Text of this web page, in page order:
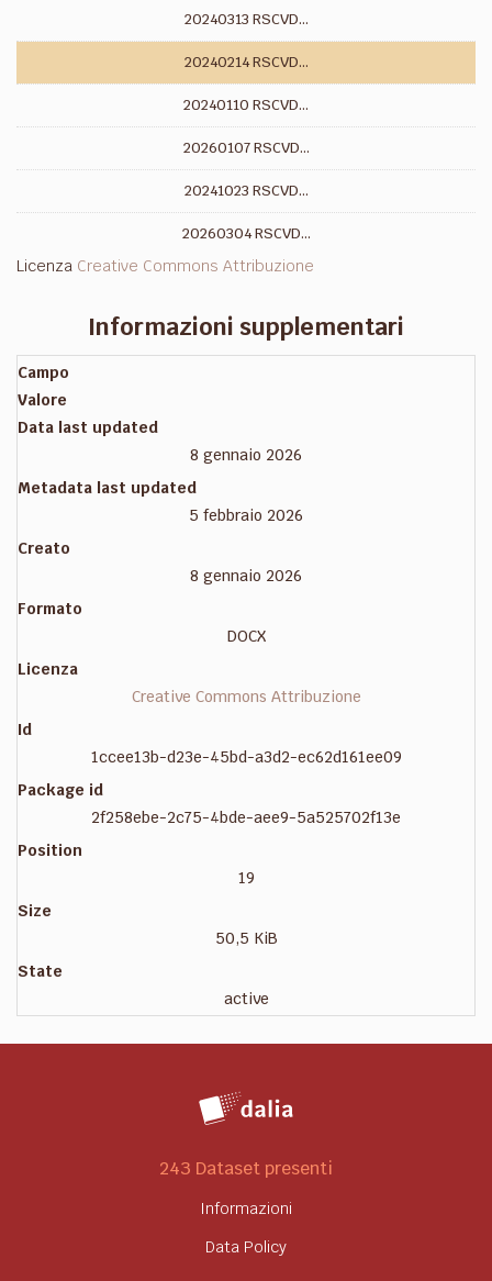
20240313 RSCVD...
20240214 RSCVD...
20240110 RSCVD...
20260107 RSCVD...
20241023 RSCVD...
20260304 RSCVD...
Licenza Creative Commons Attribuzione
Informazioni supplementari
Campo
Valore
Data last updated
8 gennaio 2026
Metadata last updated
5 febbraio 2026
Creato
8 gennaio 2026
Formato
DOCX
Licenza
Creative Commons Attribuzione
Id
1ccee13b-d23e-45bd-a3d2-ec62d161ee09
Package id
2f258ebe-2c75-4bde-aee9-5a525702f13e
Position
19
Size
50,5 KiB
State
active
243 Dataset presenti
Informazioni
Data Policy